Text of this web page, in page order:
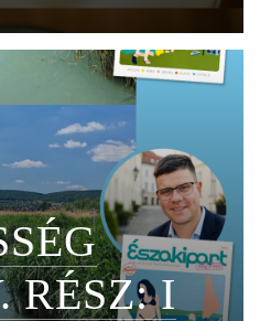
RÉSZ: I